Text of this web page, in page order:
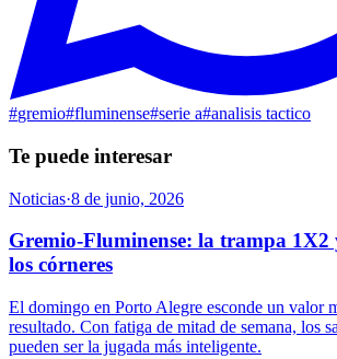
#gremio#fluminense#serie a#analisis tactico
Te puede interesar
Noticias·8 de junio, 2026
Gremio-Fluminense: la trampa 1X2
los córneres
El domingo en Porto Alegre esconde un valor
resultado. Con fatiga de mitad de semana, los
pueden ser la jugada más inteligente.